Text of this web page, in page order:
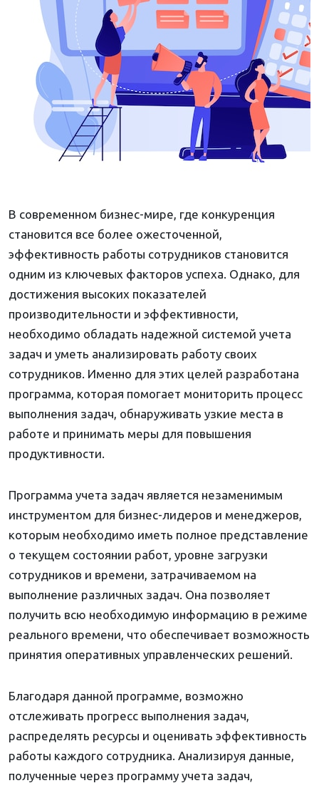
В современном бизнес-мире, где конкуренция
становится все более ожесточенной,
эффективность работы сотрудников становится
одним из ключевых факторов успеха. Однако, для
достижения высоких показателей
производительности и эффективности,
необходимо обладать надежной системой учета
задач и уметь анализировать работу своих
сотрудников. Именно для этих целей разработана
программа, которая помогает мониторить процесс
выполнения задач, обнаруживать узкие места в
работе и принимать меры для повышения
продуктивности.
Программа учета задач является незаменимым
инструментом для бизнес-лидеров и менеджеров,
которым необходимо иметь полное представление
о текущем состоянии работ, уровне загрузки
сотрудников и времени, затрачиваемом на
выполнение различных задач. Она позволяет
получить всю необходимую информацию в режиме
реального времени, что обеспечивает возможность
принятия оперативных управленческих решений.
Благодаря данной программе, возможно
отслеживать прогресс выполнения задач,
распределять ресурсы и оценивать эффективность
работы каждого сотрудника. Анализируя данные,
полученные через программу учета задач,